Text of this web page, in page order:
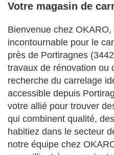
Votre magasin de
Bienvenue chez
incontournable pour le
près de Portiragnes
travaux de rénovation ou
recherche du carrelage
accessible depuis
votre allié pour trouver
qui combinent qualité,
habitiez dans le secteur
notre équipe chez